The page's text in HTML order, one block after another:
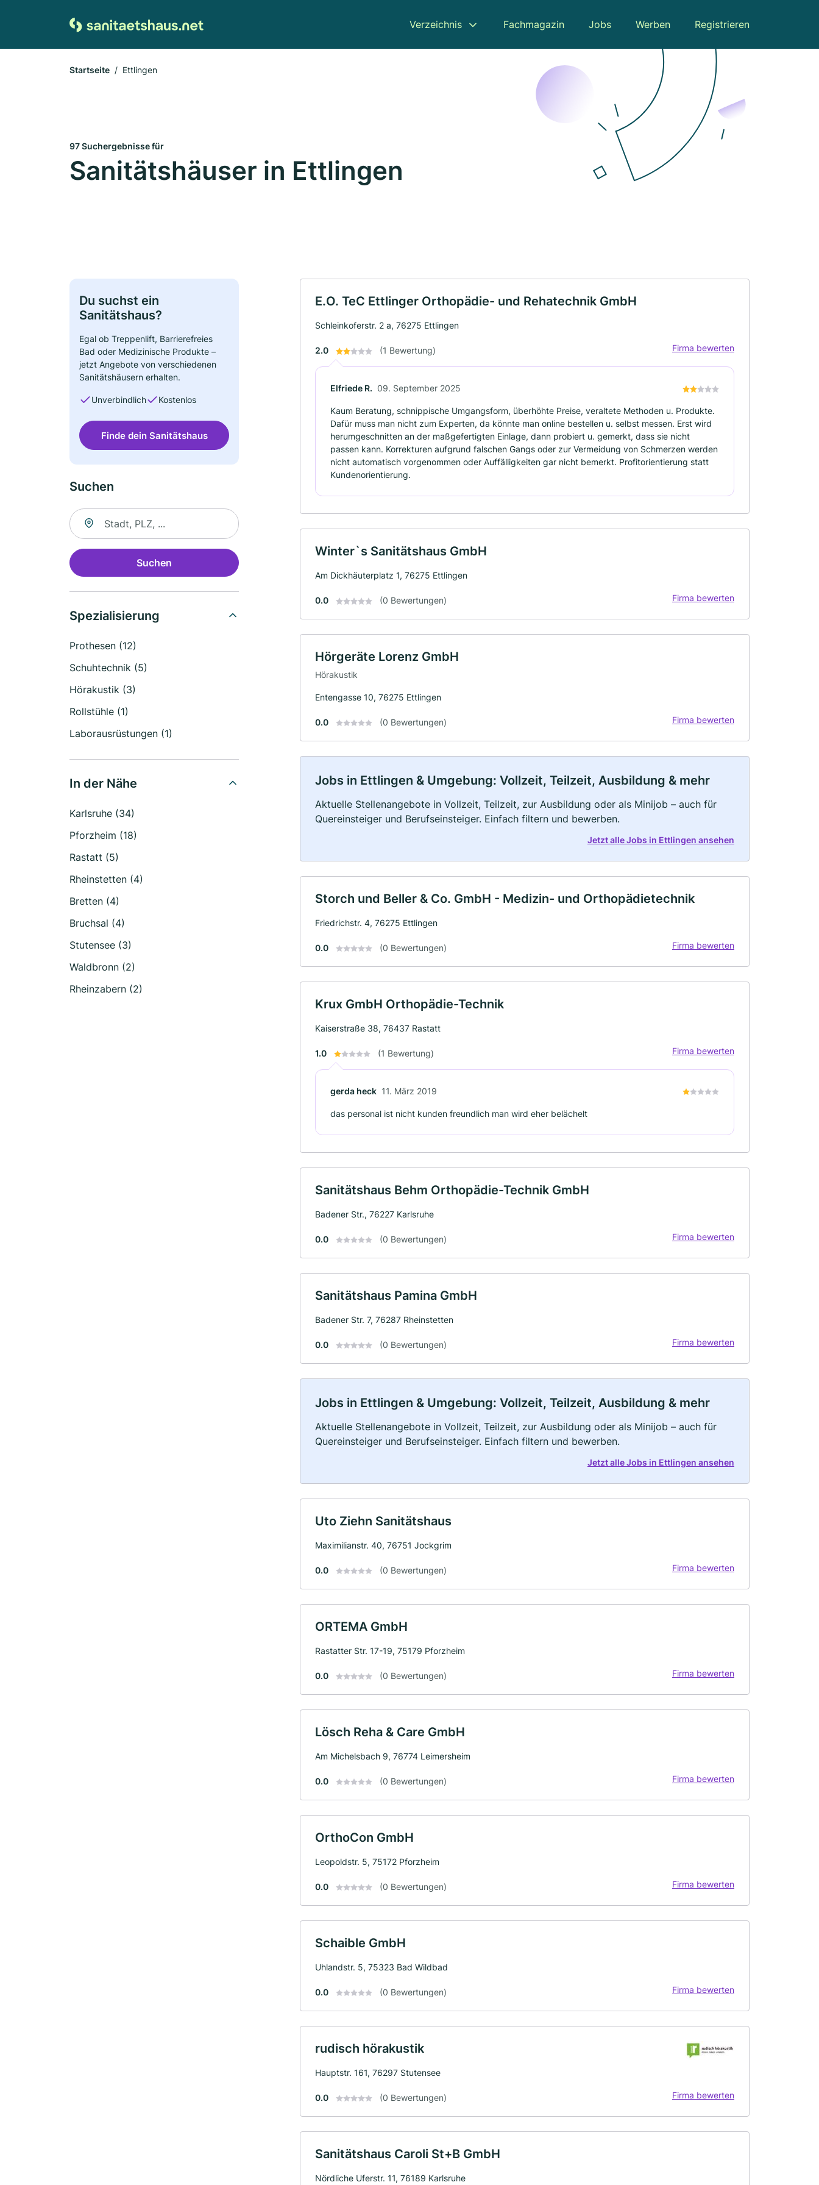
Verzeichnis Fachmagazin Jobs Werben Registrieren
Startseite Ettlingen
97 Suchergebnisse für
Sanitätshäuser in Ettlingen
Du suchst ein
Sanitätshaus?
Egal ob Treppenlift, Barrierefreies
Bad oder Medizinische Produkte –
jetzt Angebote von verschiedenen
Sanitätshäusern erhalten.
Unverbindlich Kostenlos
Finde dein Sanitätshaus
Suchen
Suche nach Ort
Suchen
Spezialisierung
Prothesen (12)
Schuhtechnik (5)
Hörakustik (3)
Rollstühle (1)
Laborausrüstungen (1)
In der Nähe
Karlsruhe (34)
Pforzheim (18)
Rastatt (5)
Rheinstetten (4)
Bretten (4)
Bruchsal (4)
Stutensee (3)
Waldbronn (2)
Rheinzabern (2)
E.O. TeC Ettlinger Orthopädie- und Rehatechnik GmbH
Schleinkoferstr. 2 a, 76275 Ettlingen
2.0 (1 Bewertung) Firma bewerten
Elfriede R. 09. September 2025
Kaum Beratung, schnippische Umgangsform, überhöhte Preise, veraltete Methoden u. Produkte.
Dafür muss man nicht zum Experten, da könnte man online bestellen u. selbst messen. Erst wird
herumgeschnitten an der maßgefertigten Einlage, dann probiert u. gemerkt, dass sie nicht
passen kann. Korrekturen aufgrund falschen Gangs oder zur Vermeidung von Schmerzen werden
nicht automatisch vorgenommen oder Auffälligkeiten gar nicht bemerkt. Profitorientierung statt
Kundenorientierung.
Winter`s Sanitätshaus GmbH
Am Dickhäuterplatz 1, 76275 Ettlingen
0.0 (0 Bewertungen) Firma bewerten
Hörgeräte Lorenz GmbH
Hörakustik
Entengasse 10, 76275 Ettlingen
0.0 (0 Bewertungen) Firma bewerten
Jobs in Ettlingen & Umgebung: Vollzeit, Teilzeit, Ausbildung & mehr
Aktuelle Stellenangebote in Vollzeit, Teilzeit, zur Ausbildung oder als Minijob – auch für
Quereinsteiger und Berufseinsteiger. Einfach filtern und bewerben.
Jetzt alle Jobs in Ettlingen ansehen
Storch und Beller & Co. GmbH - Medizin- und Orthopädietechnik
Friedrichstr. 4, 76275 Ettlingen
0.0 (0 Bewertungen) Firma bewerten
Krux GmbH Orthopädie-Technik
Kaiserstraße 38, 76437 Rastatt
1.0 (1 Bewertung) Firma bewerten
gerda heck 11. März 2019
das personal ist nicht kunden freundlich man wird eher belächelt
Sanitätshaus Behm Orthopädie-Technik GmbH
Badener Str., 76227 Karlsruhe
0.0 (0 Bewertungen) Firma bewerten
Sanitätshaus Pamina GmbH
Badener Str. 7, 76287 Rheinstetten
0.0 (0 Bewertungen) Firma bewerten
Jobs in Ettlingen & Umgebung: Vollzeit, Teilzeit, Ausbildung & mehr
Aktuelle Stellenangebote in Vollzeit, Teilzeit, zur Ausbildung oder als Minijob – auch für
Quereinsteiger und Berufseinsteiger. Einfach filtern und bewerben.
Jetzt alle Jobs in Ettlingen ansehen
Uto Ziehn Sanitätshaus
Maximilianstr. 40, 76751 Jockgrim
0.0 (0 Bewertungen) Firma bewerten
ORTEMA GmbH
Rastatter Str. 17-19, 75179 Pforzheim
0.0 (0 Bewertungen) Firma bewerten
Lösch Reha & Care GmbH
Am Michelsbach 9, 76774 Leimersheim
0.0 (0 Bewertungen) Firma bewerten
OrthoCon GmbH
Leopoldstr. 5, 75172 Pforzheim
0.0 (0 Bewertungen) Firma bewerten
Schaible GmbH
Uhlandstr. 5, 75323 Bad Wildbad
0.0 (0 Bewertungen) Firma bewerten
rudisch hörakustik
Hauptstr. 161, 76297 Stutensee
0.0 (0 Bewertungen) Firma bewerten
Sanitätshaus Caroli St+B GmbH
Nördliche Uferstr. 11, 76189 Karlsruhe